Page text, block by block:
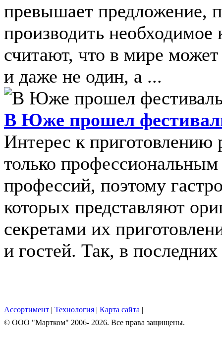
превышает предложение,
производить
считают, что в мире
и даже не один, а ...
В Юже прошел
Интерес к
только
профессий, поэтому
которых представляют
секретами их
и гостей. Так, в
Ассортимент | Технология | Карта сайта |
© OOO "Мартком" 2006- 2026. Все права защищены.